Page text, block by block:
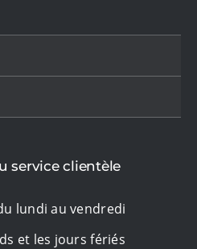
service clientèle
lundi au vendredi
et les jours fériés